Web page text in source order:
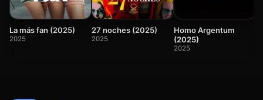
La más fan (2025)
2025
27 noches (2025)
2025
Homo Argentum
(2025)
2025